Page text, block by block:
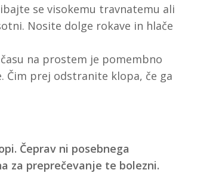
se visokemu travnatemu ali
Nosite dolge rokave in hlače
na prostem je pomembno
prej odstranite klopa, če ga
Čeprav ni posebnega
za preprečevanje te bolezni.